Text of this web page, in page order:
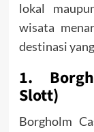
lokal
wisata
destinasi
1.
Slott)
Borgholm